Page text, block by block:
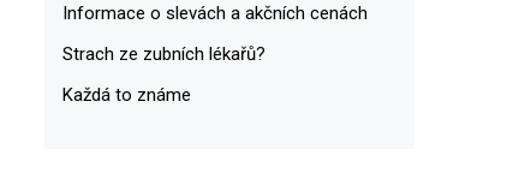
Informace o slevách a akčních cenách
Strach ze zubních lékařů?
Každá to známe